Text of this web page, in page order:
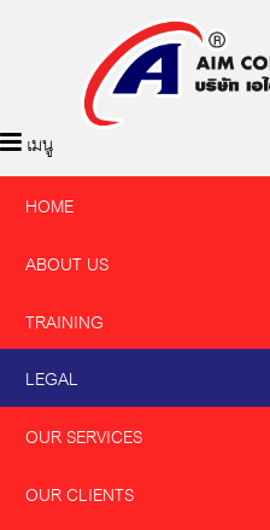
เมนู
HOME
ABOUT US
TRAINING
LEGAL
OUR SERVICES
OUR CLIENTS